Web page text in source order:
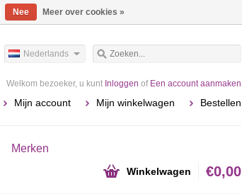
Nederlands
Welkom bezoeker, u kunt Inloggen of Een account aanmaken
Mijn account Mijn winkelwagen Bestellen
Merken
Winkelwagen €0,00
Nee Meer over cookies »